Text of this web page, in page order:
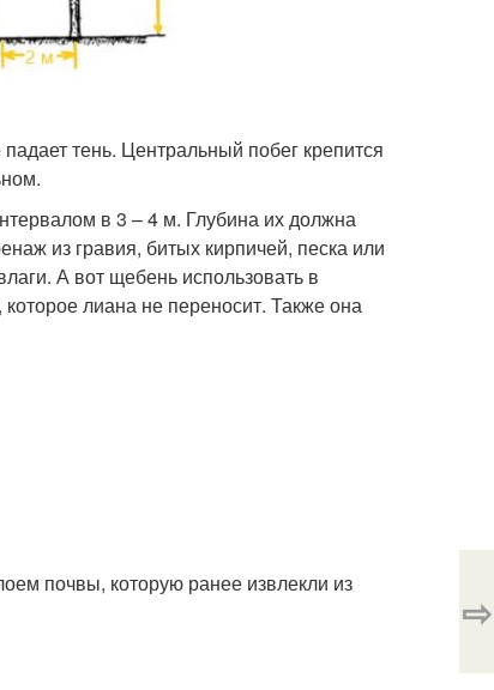
тень. Центральный побег крепится
в 3 – 4 м. Глубина их должна
из гравия, битых кирпичей, песка или
А вот щебень использовать в
лиана не переносит. Также она
почвы, которую ранее извлекли из
⇨